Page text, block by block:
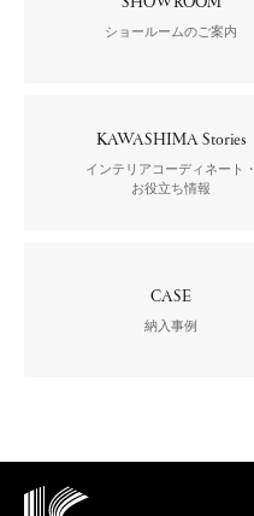
ショールームのご案内
KAWASHIMA Stories
インテリアコーディネート・
お役立ち情報
CASE
納入事例